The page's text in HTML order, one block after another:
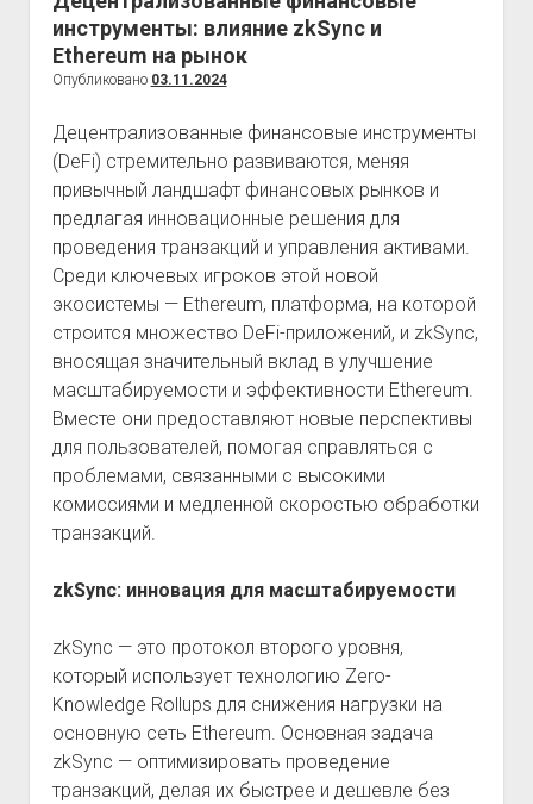
инструменты: влияние zkSync и
Ethereum на рынок
Опубликовано 03.11.2024
Децентрализованные финансовые инструменты
(DeFi) стремительно развиваются, меняя
привычный ландшафт финансовых рынков и
предлагая инновационные решения для
проведения транзакций и управления активами.
Среди ключевых игроков этой новой
экосистемы — Ethereum, платформа, на которой
строится множество DeFi-приложений, и zkSync,
вносящая значительный вклад в улучшение
масштабируемости и эффективности Ethereum.
Вместе они предоставляют новые перспективы
для пользователей, помогая справляться с
проблемами, связанными с высокими
комиссиями и медленной скоростью обработки
транзакций.
zkSync: инновация для масштабируемости
zkSync — это протокол второго уровня,
который использует технологию Zero-
Knowledge Rollups для снижения нагрузки на
основную сеть Ethereum. Основная задача
zkSync — оптимизировать проведение
транзакций, делая их быстрее и дешевле без